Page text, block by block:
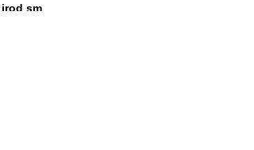
irod sm